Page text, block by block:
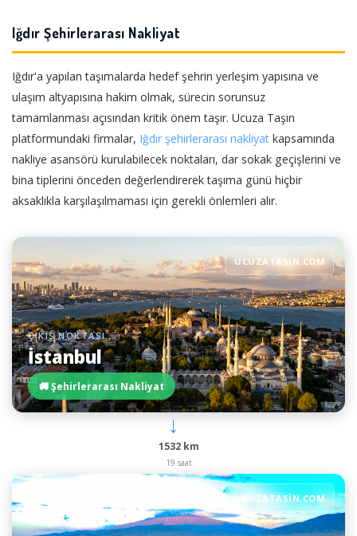
Iğdır Şehirlerarası Nakliyat
Iğdır'a yapılan taşımalarda hedef şehrin yerleşim yapısına ve
ulaşım altyapısına hakim olmak, sürecin sorunsuz
tamamlanması açısından kritik önem taşır. Ucuza Taşın
platformundaki firmalar, Iğdır şehirlerarası nakliyat kapsamında
nakliye asansörü kurulabilecek noktaları, dar sokak geçişlerini ve
bina tiplerini önceden değerlendirerek taşıma günü hiçbir
aksaklıkla karşılaşılmaması için gerekli önlemleri alır.
UCUZATASIN.COM
ÇIKIŞ NOKTASI
İstanbul
🚚 Şehirlerarası Nakliyat
→
1532 km
19 saat
UCUZATASIN.COM